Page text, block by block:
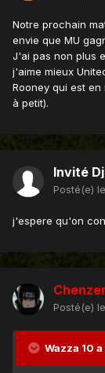
Notre prochain
envie que MU
J'ai pas non plus
j'aime mieux
Rooney qui est
à petit).
Invité
Posté(e)
j'espere qu'on
Posté(e)
Wazza 10